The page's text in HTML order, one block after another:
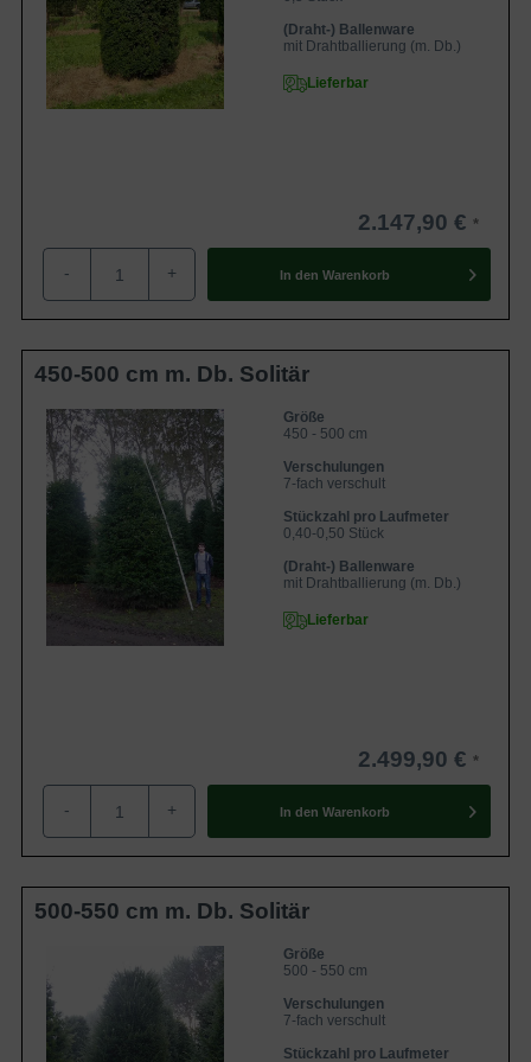
Bewölkter und trockener Tag ist ideal
Für eine ausführliche Beratung bezüglich der Auswahl der
Sorte stehen wir Ihnen gerne zur Verfügung.
Zur Gesamtauswahl Eibe - Taxus
(Draht-) Ballenware
mit Drahtballierung (m. Db.)
Lieferbar
2.147,90 €
- + In den Warenkorb
450-500 cm m. Db. Solitär
Größe
450 - 500 cm
Verschulungen
7-fach verschult
Stückzahl pro Laufmeter
0,40-0,50 Stück
(Draht-) Ballenware
mit Drahtballierung (m. Db.)
Lieferbar
2.499,90 €
- + In den Warenkorb
500-550 cm m. Db. Solitär
Größe
500 - 550 cm
Verschulungen
7-fach verschult
Stückzahl pro Laufmeter